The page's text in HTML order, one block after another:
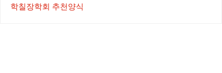
학칠장학회 추천양식